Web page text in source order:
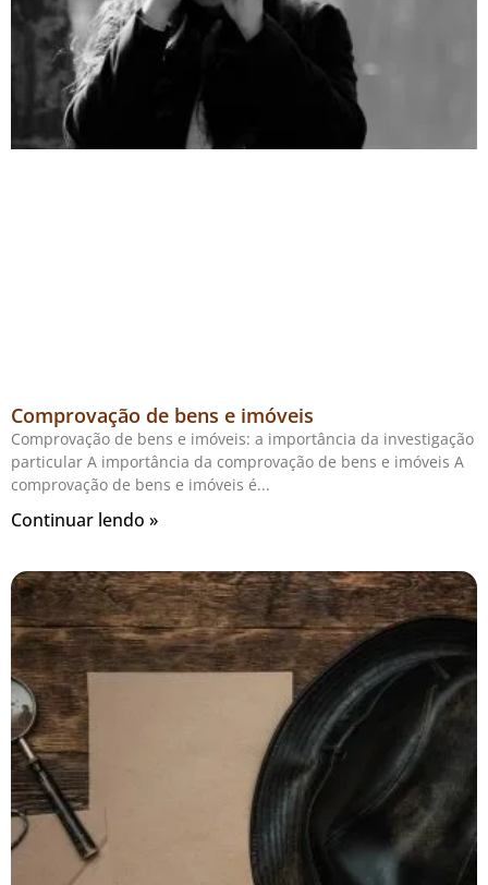
Comprovação de bens e imóveis
Comprovação de bens e imóveis: a importância da investigação
particular A importância da comprovação de bens e imóveis A
comprovação de bens e imóveis é
Continuar lendo »